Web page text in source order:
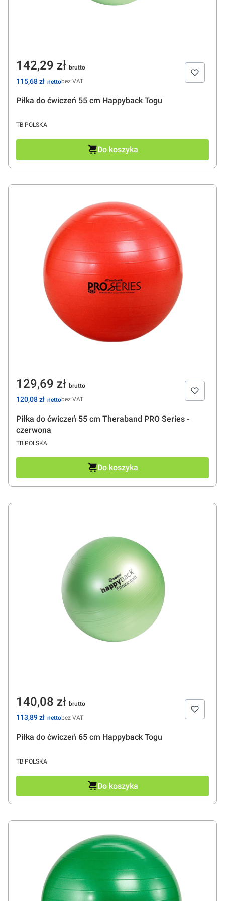
Piłka do ćwiczeń 55 cm Happyback Togu
PRODUCENT
TB POLSKA
Cena
142,29 zł
Cena
115,68 zł bez VAT
Do koszyka
Piłka do ćwiczeń 55 cm Theraband PRO Series -
czerwona
PRODUCENT
TB POLSKA
Cena
129,69 zł
Cena
120,08 zł bez VAT
Do koszyka
Piłka do ćwiczeń 65 cm Happyback Togu
PRODUCENT
TB POLSKA
Cena
140,08 zł
Cena
113,89 zł bez VAT
Do koszyka